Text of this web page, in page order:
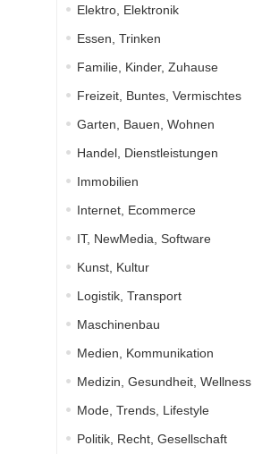
Elektro, Elektronik
Essen, Trinken
Familie, Kinder, Zuhause
Freizeit, Buntes, Vermischtes
Garten, Bauen, Wohnen
Handel, Dienstleistungen
Immobilien
Internet, Ecommerce
IT, NewMedia, Software
Kunst, Kultur
Logistik, Transport
Maschinenbau
Medien, Kommunikation
Medizin, Gesundheit, Wellness
Mode, Trends, Lifestyle
Politik, Recht, Gesellschaft